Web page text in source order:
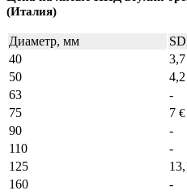
(Италия)
Диаметр, мм
40
3,7
50
4,2
63
-
75 7 €
90
-
110 -
125
160
-